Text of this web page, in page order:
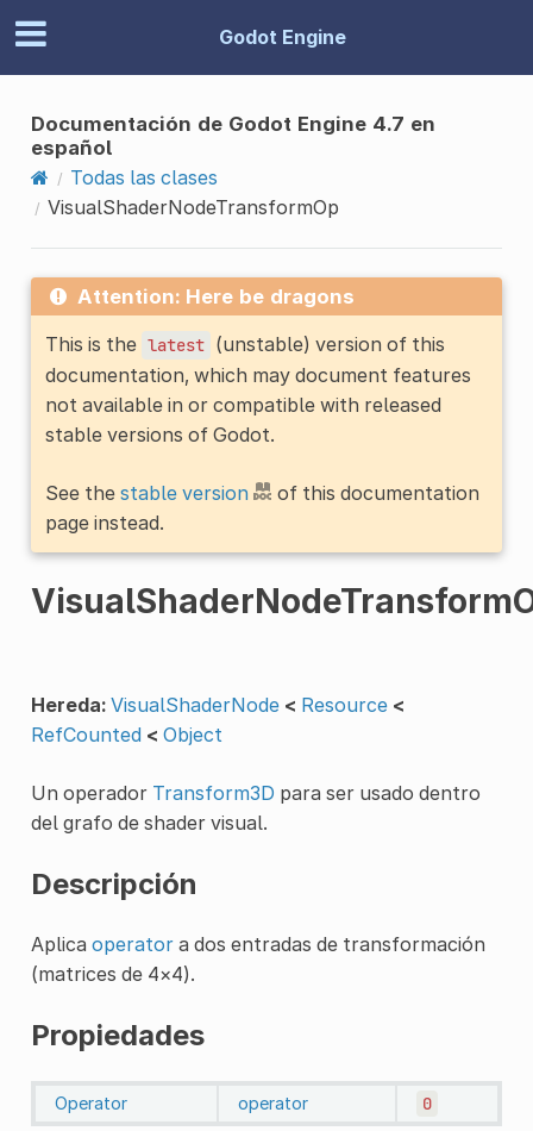
Godot Engine
Documentación de Godot Engine 4.7 en
español
Todas las clases
VisualShaderNodeTransformOp
Attention: Here be dragons
This is the latest (unstable) version of this
documentation, which may document features
not available in or compatible with released
stable versions of Godot.
See the stable version
of this documentation
page instead.
Hereda: VisualShaderNode < Resource <
RefCounted < Object
Un operador Transform3D para ser usado dentro
del grafo de shader visual.
Descripción
Aplica operatora dos entradas de transformación
(matrices de 4×4).
Propiedades
Operator operator 0